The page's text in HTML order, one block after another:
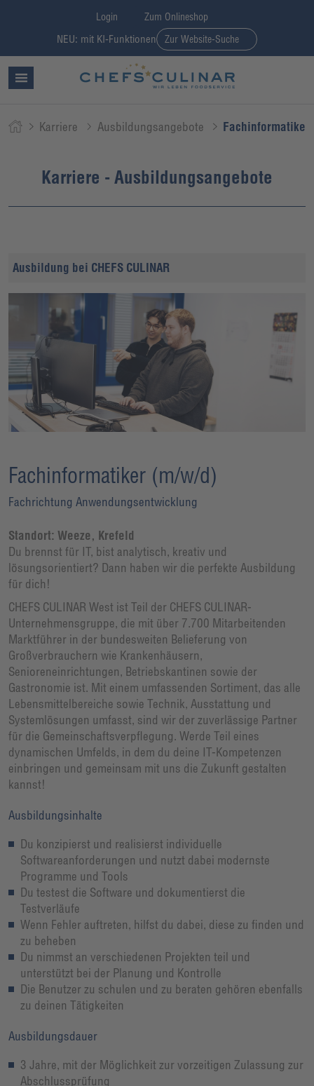
Login Zum Onlineshop
NEU: mit KI-Funktionen Zur Website-Suche
Karriere Ausbildungsangebote Fachinformatiker
Karriere - Ausbildungsangebote
Ausbildung bei CHEFS CULINAR
Fachinformatiker (m/w/d)
Fachrichtung Anwendungsentwicklung
Standort: Weeze, Krefeld
Du brennst für IT, bist analytisch, kreativ und
lösungsorientiert? Dann haben wir die perfekte Ausbildung
für dich!
CHEFS CULINAR West ist Teil der CHEFS CULINAR-
Unternehmensgruppe, die mit über 7.700 Mitarbeitenden
Marktführer in der bundesweiten Belieferung von
Großverbrauchern wie Krankenhäusern,
Senioreneinrichtungen, Betriebskantinen sowie der
Gastronomie ist. Mit einem umfassenden Sortiment, das alle
Lebensmittelbereiche sowie Technik, Ausstattung und
Systemlösungen umfasst, sind wir der zuverlässige Partner
für die Gemeinschaftsverpflegung. Werde Teil eines
dynamischen Umfelds, in dem du deine IT-Kompetenzen
einbringen und gemeinsam mit uns die Zukunft gestalten
kannst!
Ausbildungsinhalte
Du konzipierst und realisierst individuelle
Softwareanforderungen und nutzt dabei modernste
Programme und Tools
Du testest die Software und dokumentierst die
Testverläufe
Wenn Fehler auftreten, hilfst du dabei, diese zu finden und
zu beheben
Du nimmst an verschiedenen Projekten teil und
unterstützt bei der Planung und Kontrolle
Die Benutzer zu schulen und zu beraten gehören ebenfalls
zu deinen Tätigkeiten
Ausbildungsdauer
3 Jahre, mit der Möglichkeit zur vorzeitigen Zulassung zur
Abschlussprüfung